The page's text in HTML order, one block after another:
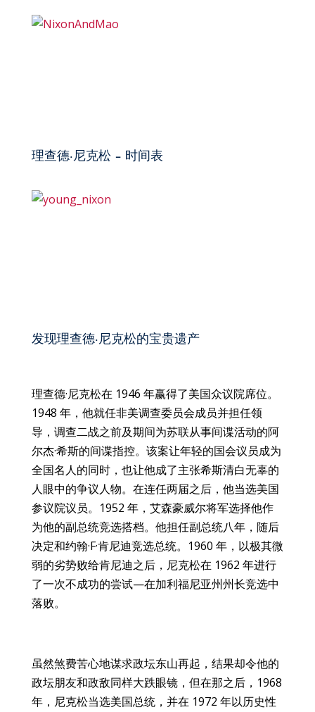
理查德·尼克松 – 时间表
发现理查德·尼克松的宝贵遗产
理查德·尼克松在 1946 年赢得了美国众议院席位。
1948 年，他就任非美调查委员会成员并担任领
导，调查二战之前及期间为苏联从事间谍活动的阿
尔杰·希斯的间谍指控。该案让年轻的国会议员成为
全国名人的同时，也让他成了主张希斯清白无辜的
人眼中的争议人物。在连任两届之后，他当选美国
参议院议员。1952 年，艾森豪威尔将军选择他作
为他的副总统竞选搭档。他担任副总统八年，随后
决定和约翰·F·肯尼迪竞选总统。1960 年，以极其微
弱的劣势败给肯尼迪之后，尼克松在 1962 年进行
了一次不成功的尝试—在加利福尼亚州州长竞选中
落败。
虽然煞费苦心地谋求政坛东山再起，结果却令他的
政坛朋友和政敌同样大跌眼镜，但在那之后，1968
年，尼克松当选美国总统，并在 1972 年以历史性